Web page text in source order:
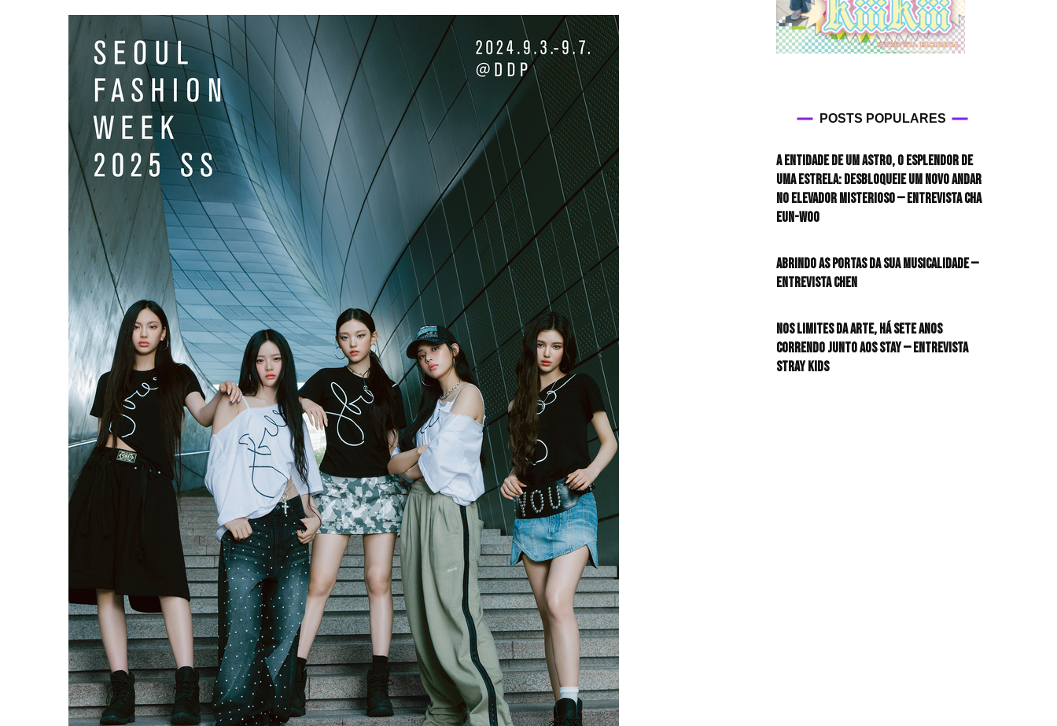
POSTS POPULARES
A entidade de um astro, o esplendor de
uma estrela: desbloqueie um novo andar
no elevador misterioso — Entrevista CHA
EUN-WOO
Abrindo as portas da sua musicalidade —
Entrevista CHEN
Nos limites da arte, há sete anos
correndo junto aos STAY — Entrevista
Stray Kids